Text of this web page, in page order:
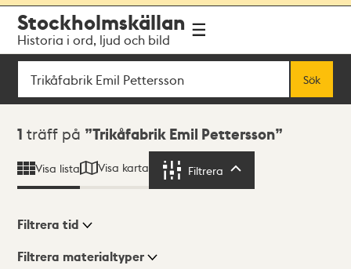
navigationen
huvudinnehållet
Stockholmskällan
Historia i ord, ljud och bild
Sök
Sök
Sökresultat
1 träff på Trikåfabrik Emil Pettersson
Visa lista Visa karta Filtrera
Visningsläge
Filtrera tid
Filtrera materialtyper